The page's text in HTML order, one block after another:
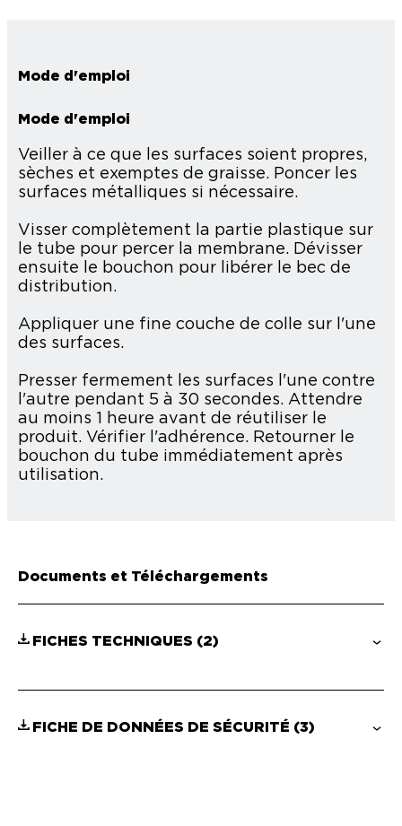
Mode d'emploi
Mode d'emploi
Veiller à ce que les surfaces soient propres,
sèches et exemptes de graisse. Poncer les
surfaces métalliques si nécessaire.
Visser complètement la partie plastique sur
le tube pour percer la membrane. Dévisser
ensuite le bouchon pour libérer le bec de
distribution.
Appliquer une fine couche de colle sur l'une
des surfaces.
Presser fermement les surfaces l'une contre
l'autre pendant 5 à 30 secondes. Attendre
au moins 1 heure avant de réutiliser le
produit. Vérifier l'adhérence. Retourner le
bouchon du tube immédiatement après
utilisation.
Documents et Téléchargements
FICHES TECHNIQUES (2)
FICHE DE DONNÉES DE SÉCURITÉ (3)